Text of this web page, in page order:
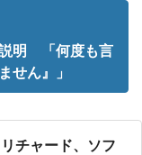
説明 「何度も言
せん』」
チャード、ソフ